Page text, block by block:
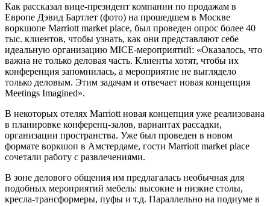
Как рассказал вице-президент компании по продажам в
Европе Дэвид Бартлет (фото) на прошедшем в Москве
воркшопе Marriott market place, был проведен опрос более 40
тыс. клиентов, чтобы узнать, как они представляют себе
идеальную организацию MICE-мероприятий: «Оказалось, что
важна не только деловая часть. Клиенты хотят, чтобы их
конференция запомнилась, а мероприятие не выглядело
только деловым. Этим задачам и отвечает новая концепция
Meetings Imagined».
В некоторых отелях Marriott новая концепция уже реализована
в планировке конференц-залов, вариантах рассадки,
организации пространства. Уже был проведен в новом
формате воркшоп в Амстердаме, гости Marriott market place
сочетали работу с развлечениями.
В зоне делового общения им предлагалась необычная для
подобных мероприятий мебель: высокие и низкие столы,
кресла-трансформеры, пуфы и т.д. Параллельно на подиуме в